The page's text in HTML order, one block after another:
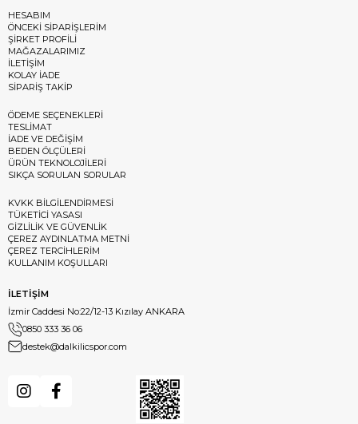
HESABIM
ÖNCEKİ SİPARİŞLERİM
ŞİRKET PROFİLİ
MAĞAZALARIMIZ
İLETİŞİM
KOLAY İADE
SİPARİŞ TAKİP
ÖDEME SEÇENEKLERİ
TESLİMAT
İADE VE DEĞİŞİM
BEDEN ÖLÇÜLERİ
ÜRÜN TEKNOLOJİLERİ
SIKÇA SORULAN SORULAR
KVKK BİLGİLENDİRMESİ
TÜKETİCİ YASASI
GİZLİLİK VE GÜVENLİK
ÇEREZ AYDINLATMA METNİ
ÇEREZ TERCİHLERİM
KULLANIM KOŞULLARI
İLETİŞİM
İzmir Caddesi No:22/12-13 Kızılay ANKARA
0850 333 36 06
destek@dalkilicspor.com